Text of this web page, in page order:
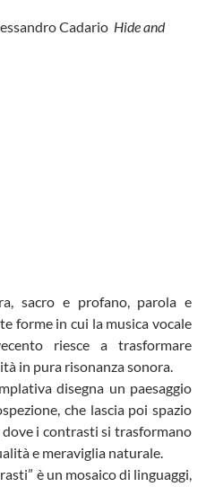
Cadario Hide and
sacro e profano, parola e
forme in cui la musica vocale
riesce a trasformare
in pura risonanza sonora.
disegna un paesaggio
che lascia poi spazio
i contrasti si trasformano
e meraviglia naturale.
è un mosaico di linguaggi,